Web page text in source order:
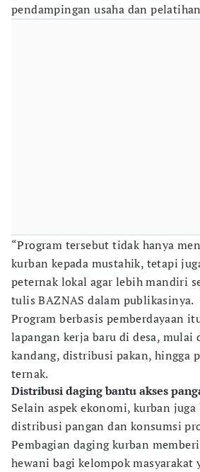
pendampingan usaha dan
“Program tersebut tidak hanya
kurban kepada mustahik, tetapi
peternak lokal agar lebih mandiri
tulis BAZNAS dalam publikasinya.
Program berbasis pemberdayaan
lapangan kerja baru di desa, mulai
kandang, distribusi pakan, hingga
ternak.
Distribusi daging bantu akses
Selain aspek ekonomi, kurban juga
distribusi pangan dan konsumsi
Pembagian daging kurban
hewani bagi kelompok masyarakat